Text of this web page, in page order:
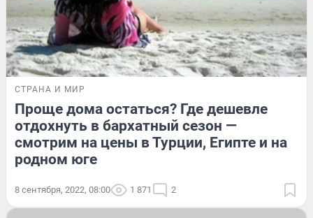
СТРАНА И МИР
Проще дома остаться? Где дешевле
отдохнуть в бархатный сезон —
смотрим на цены в Турции, Египте и на
родном юге
8 сентября, 2022, 08:00 1 871 2